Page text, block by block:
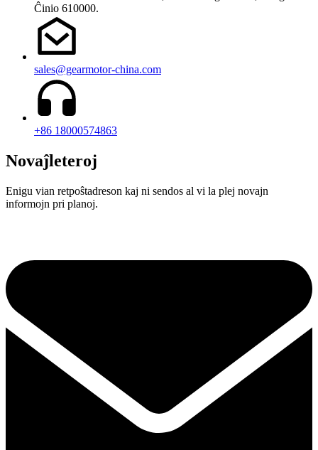
Ĉinio 610000.
sales@gearmotor-china.com
+86 18000574863
Novaĵleteroj
Enigu vian retpoŝtadreson kaj ni sendos al vi la plej novajn
informojn pri planoj.